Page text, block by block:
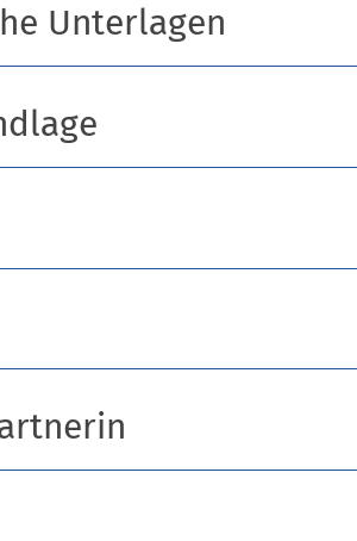
Unterlagen